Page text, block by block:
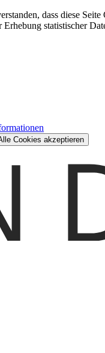
dass diese
statistischer
Cookies akzeptieren